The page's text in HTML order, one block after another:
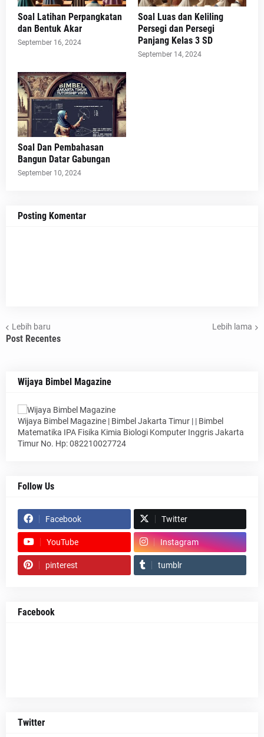
Soal Latihan Perpangkatan
dan Bentuk Akar
September 16, 2024
Soal Luas dan Keliling
Persegi dan Persegi
Panjang Kelas 3 SD
September 14, 2024
Soal Dan Pembahasan
Bangun Datar Gabungan
September 10, 2024
Posting Komentar
Lebih baru Lebih lama
Post Recentes
Wijaya Bimbel Magazine
Wijaya Bimbel Magazine | Bimbel Jakarta Timur | | Bimbel
Matematika IPA Fisika Kimia Biologi Komputer Inggris Jakarta
Timur No. Hp: 082210027724
Follow Us
Facebook Twitter
YouTube Instagram
pinterest tumblr
Facebook
Twitter